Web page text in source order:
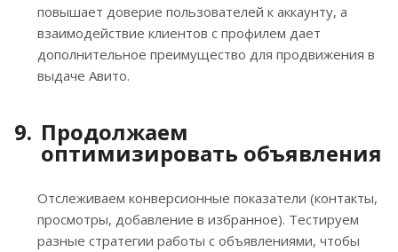
повышает доверие пользователей к аккаунту, а
взаимодействие клиентов с профилем дает
дополнительное преимущество для продвижения в
выдаче Авито.
Продолжаем
оптимизировать объявления
Отслеживаем конверсионные показатели (контакты,
просмотры, добавление в избранное). Тестируем
разные стратегии работы с объявлениями, чтобы